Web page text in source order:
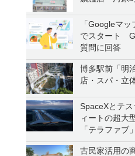
「Googleマ
でスタート
質問に回答
博多駅前「明
店・スパ・立
SpaceXとテ
ィートの超大
「テラファブ
古民家活用の